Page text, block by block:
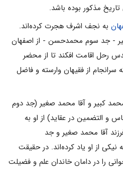
مذکور بوده باشد.
به نجف اشرف هجرت کرده‌اند.
- جد سوم محمدحسن - از اصفهان
رحل اقامت افکند تا از محضر
از فقیهان وارسته و فاضل
کبیر و آقا محمد صغیر (جد دوم
و التضمین در عقاید) از او به
آقا محمد صغیر و جد
از او یاد کرده‌اند. در حقیقت
را در دامان خاندان علم و فضیلت